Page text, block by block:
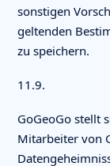
sonstigen
geltenden
zu speichern.
11.9.
GoGeoGo stellt
Mitarbeiter von